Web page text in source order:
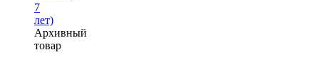
7
лет)
Архивный
товар